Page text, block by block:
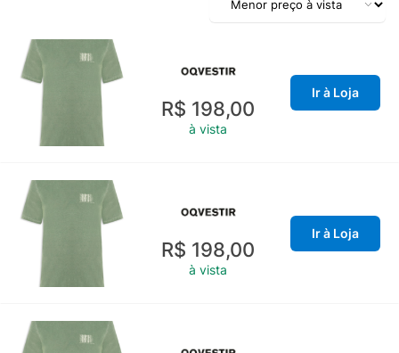
R$ 198,00
à vista
Ir à Loja
R$ 198,00
à vista
Ir à Loja